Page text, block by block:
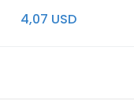
4,07 USD